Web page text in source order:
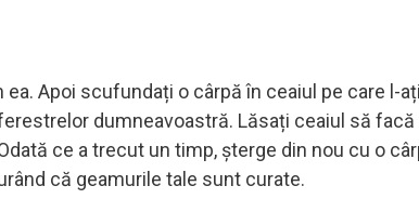
Apoi scufundați o cârpă în ceaiul pe care l-
dumneavoastră. Lăsați ceaiul să
ce a trecut un timp, șterge din nou cu o
că geamurile tale sunt curate.